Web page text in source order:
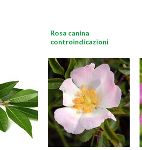
Rosa canina
controindicazioni